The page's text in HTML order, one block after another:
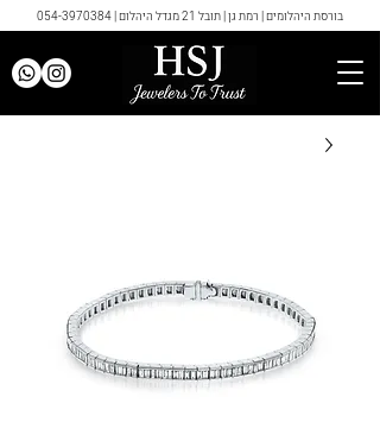
בורסת היהלומים | רמת גן | תובל 21 מגדל היהלום | 054-3970384